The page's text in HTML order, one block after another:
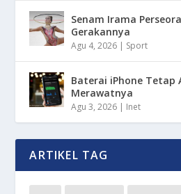
Senam Irama
Gerakannya
Agu 4, 2026 | Sport
Baterai iPhone Tetap
Merawatnya
Agu 3, 2026 | Inet
ARTIKEL TAG